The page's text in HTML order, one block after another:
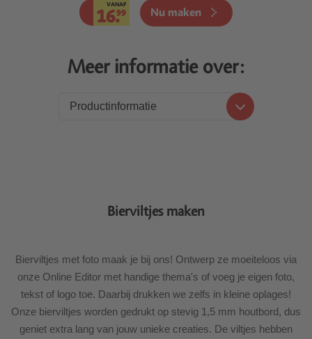
VANAF
16.99 Nu maken
Meer informatie over:
Productinformatie
Bierviltjes maken
Bierviltjes met foto maak je bij ons! Ontwerp ze moeiteloos via
onze Online Editor met handige thema's of voeg je eigen foto,
tekst of logo toe. Daarbij drukken we zelfs in kleine oplages!
Onze bierviltjes worden gedrukt op stevig 1,5 mm houtbord, dus
geniet extra lang van jouw unieke creaties. De viltjes hebben